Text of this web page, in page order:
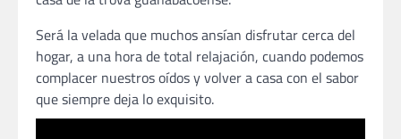
Será la velada que muchos ansían disfrutar cerca del
hogar, a una hora de total relajación, cuando podemos
complacer nuestros oídos y volver a casa con el sabor
que siempre deja lo exquisito.